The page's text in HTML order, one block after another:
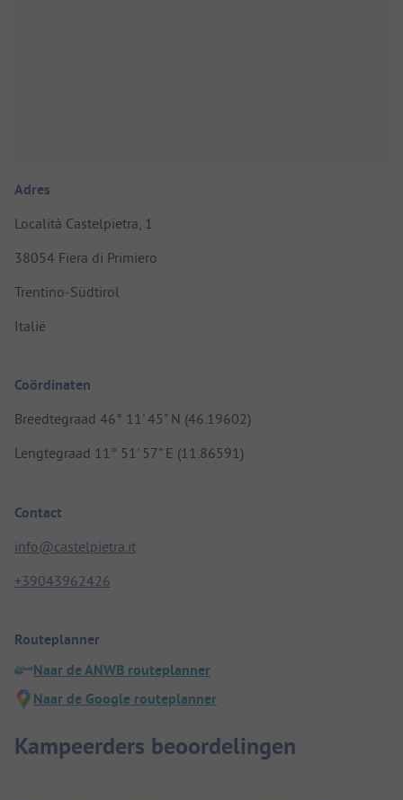
Adres
Località Castelpietra, 1
38054 Fiera di Primiero
Trentino-Südtirol
Italië
Coördinaten
Breedtegraad 46° 11' 45" N (46.19602)
Lengtegraad 11° 51' 57" E (11.86591)
Contact
info@castelpietra.it
+39043962426
Routeplanner
Naar de ANWB routeplanner
Naar de Google routeplanner
Kampeerders beoordelingen